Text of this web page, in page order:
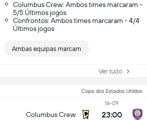
Columbus Crew: Ambos times marcaram -
5/5 Últimos jogos
Confrontos: Ambos times marcaram - 4/4
Últimos jogos
Ambas equipas marcam
Ver tudo
Copa dos Estados Unidos
Columbus Crew
16-09
23:00